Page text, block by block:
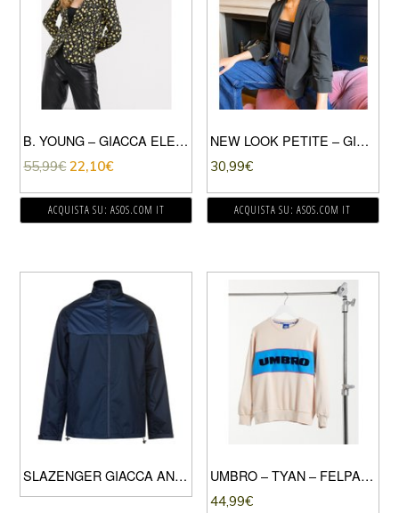
B. YOUNG – GIACCA ELEGANTE A FIORI-MULTICOLORE
55,99€ 22,10€
ACQUISTA SU: ASOS.COM IT
NEW LOOK PETITE – GIACCA ELEGANTE NERO CON MANICHE ARRICCIATE
30,99€
ACQUISTA SU: ASOS.COM IT
SLAZENGER GIACCA ANTIPIOGGIA UOMO NAVY UMBRO – TYAN – FELPA GIROCOLLO ROSA CAMMEO
44,99€